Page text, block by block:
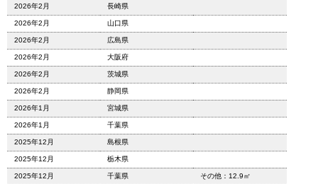
2026年2月 長崎県
2026年2月 山口県
2026年2月 広島県
2026年2月 大阪府
2026年2月 茨城県
2026年2月 静岡県
2026年1月 宮城県
2026年1月 千葉県
2025年12月 島根県
2025年12月 栃木県
2025年12月 千葉県 その他：12.9㎡